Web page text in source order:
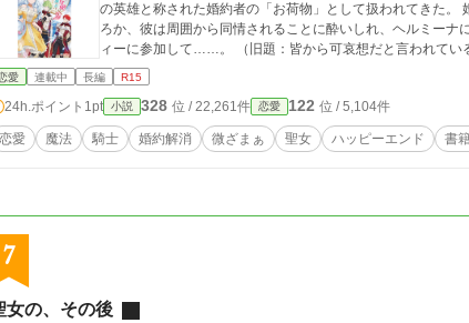
の英雄と称された婚約者の「お荷物」として扱われてきた。
ろか、彼は周囲から同情されることに酔いしれ、ヘルミーナ
ィーに参加して……。 （旧題：皆から可哀想だと言われてい
愛 連載中 長編 R15
24h.ポイント 1pt 小説 328 位 / 22,261件 恋愛 122 位 / 5,104件
恋愛 魔法 騎士 婚約解消 微ざまぁ 聖女 ハッピーエンド 書
7
女の、その後